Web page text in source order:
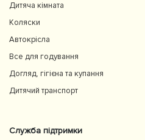
Дитяча кімната
Коляски
Автокрісла
Все для годування
Догляд, гігієна та купання
Дитячий транспорт
Служба підтримки